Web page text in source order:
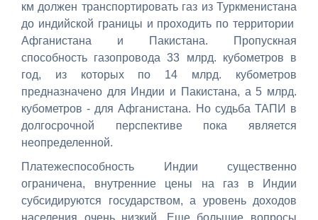
км должен транспортировать газ из Туркменистана
до индийской границы и проходить по территории
Афганистана и Пакистана. Пропускная
способность газопровода 33 млрд. кубометров в
год, из которых по 14 млрд. кубометров
предназначено для Индии и Пакистана, а 5 млрд.
кубометров - для Афганистана. Но судьба ТАПИ в
долгосрочной перспективе пока является
неопределенной.
Платежеспособность Индии существенно
ограничена, внутренние цены на газ в Индии
субсидируются государством, а уровень доходов
населения очень низкий. Еще большие вопросы